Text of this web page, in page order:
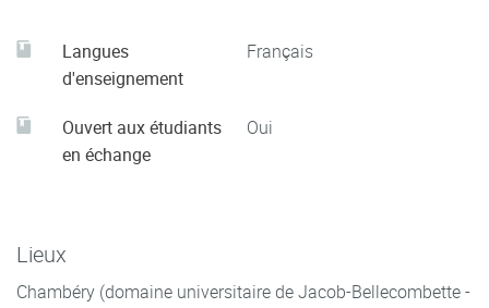
Langues
d'enseignement
Français
Ouvert aux étudiants
en échange
Oui
Lieux
Chambéry (domaine universitaire de Jacob-Bellecombette -